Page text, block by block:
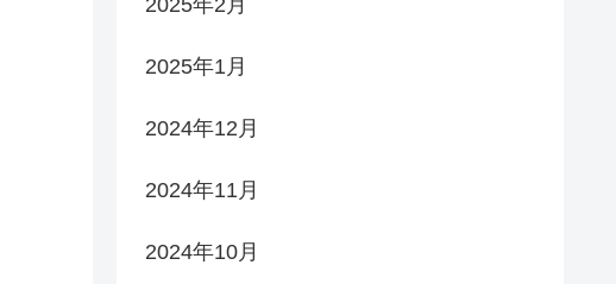
2025年1月
2024年12月
2024年11月
2024年10月